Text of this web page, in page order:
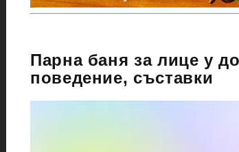
Парна баня за лице у
поведение, съставки